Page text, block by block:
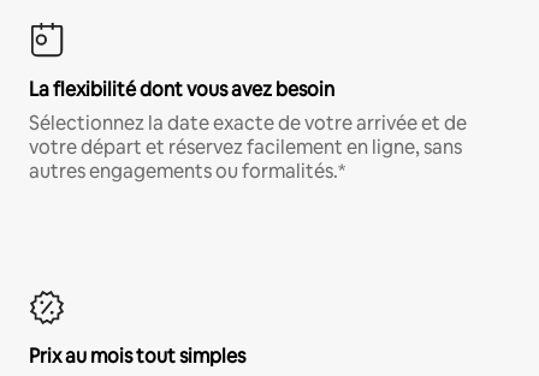
La flexibilité dont vous avez besoin
Sélectionnez la date exacte de votre arrivée et de
votre départ et réservez facilement en ligne, sans
autres engagements ou formalités.*
Prix au mois tout simples